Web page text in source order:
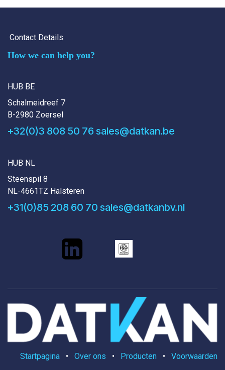
Contact Details
How we can help you?
HUB BE
Schalmeidreef 7
B-2980 Zoersel
+32(0)3 808 50 76 sales@datkan.be
HUB NL
Steenspil 8
NL-4661TZ Halsteren
+31(0)85 208 60 70 sales@datkanbv.nl
Startpagina • Over ons • Producten • Voorwaarden